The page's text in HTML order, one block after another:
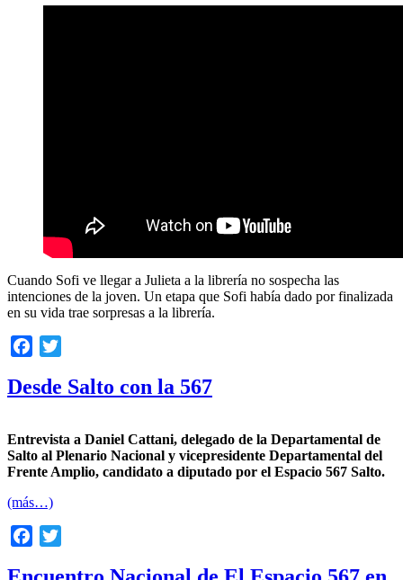
Cuando Sofi ve llegar a Julieta a la librería no sospecha las
intenciones de la joven. Un etapa que Sofi había dado por finalizada
en su vida trae sorpresas a la librería.
Facebook
Desde Salto con la 567
Entrevista a Daniel Cattani, delegado de la Departamental de
Salto al Plenario Nacional y vicepresidente Departamental del
Frente Amplio, candidato a diputado por el Espacio 567 Salto.
(más…)
Facebook